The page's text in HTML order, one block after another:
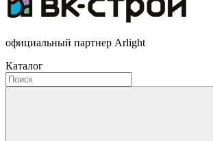
официальный партнер Arlight
Каталог